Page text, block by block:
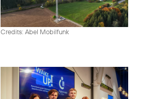
Credits: Abel Mobilfunk